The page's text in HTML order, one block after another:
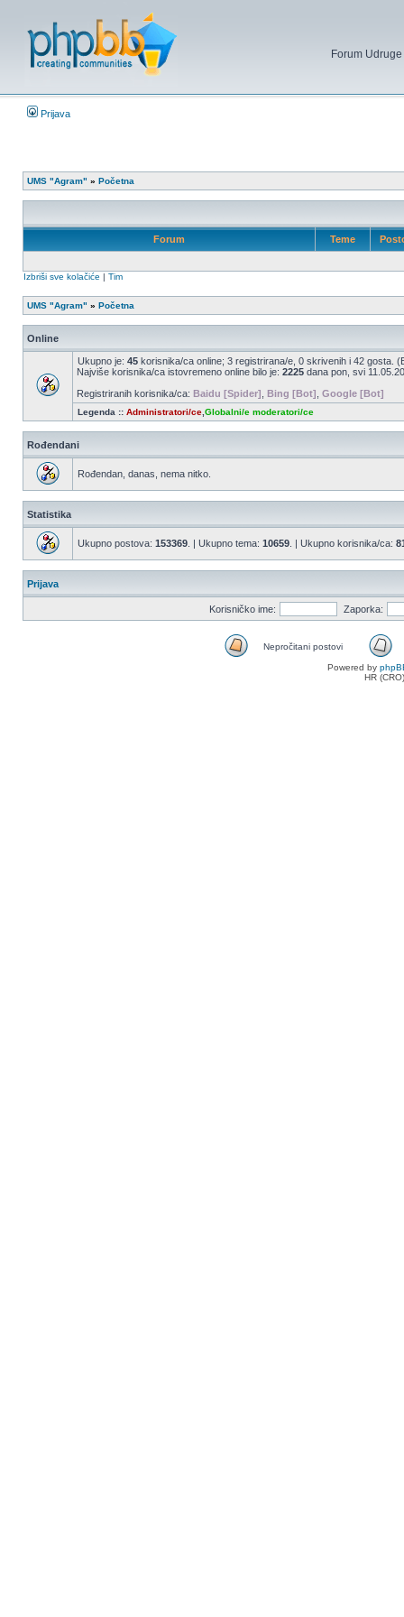
Forum
Prijava
UMS "Agram" » Početna
Forum Teme
Izbriši sve kolačiće | Tim
UMS "Agram" » Početna
Online
Ukupno je: 45 korisnika/ca online; 3 registrirana/e, 0 skrivenih i 42 gosta.
Najviše korisnika/ca istovremeno online bilo je: 2225 dana pon, svi
Registriranih korisnika/ca: Baidu [Spider] Bing [Bot] Google [Bot]
Legenda :: Administratori/ce Globalni/e moderatori/ce
Rođendani
Rođendan, danas, nema nitko.
Statistika
Ukupno postova: 153369 . | Ukupno tema: 10659 . | Ukupno korisnika/ca:
Prijava
Korisničko ime: Zaporka:
Nepročitani postovi
Powered by
HR